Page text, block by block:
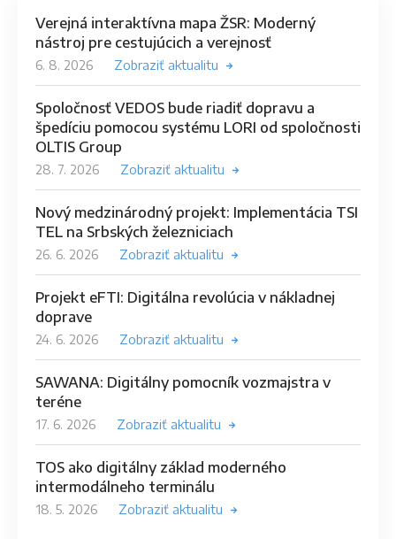
Verejná interaktívna mapa ŽSR: Moderný
nástroj pre cestujúcich a verejnosť
6. 8. 2026 Zobraziť aktualitu
Spoločnosť VEDOS bude riadiť dopravu a
špedíciu pomocou systému LORI od spoločnosti
OLTIS Group
28. 7. 2026 Zobraziť aktualitu
Nový medzinárodný projekt: Implementácia TSI
TEL na Srbských železniciach
26. 6. 2026 Zobraziť aktualitu
Projekt eFTI: Digitálna revolúcia v nákladnej
doprave
24. 6. 2026 Zobraziť aktualitu
SAWANA: Digitálny pomocník vozmajstra v
teréne
17. 6. 2026 Zobraziť aktualitu
TOS ako digitálny základ moderného
intermodálneho terminálu
18. 5. 2026 Zobraziť aktualitu